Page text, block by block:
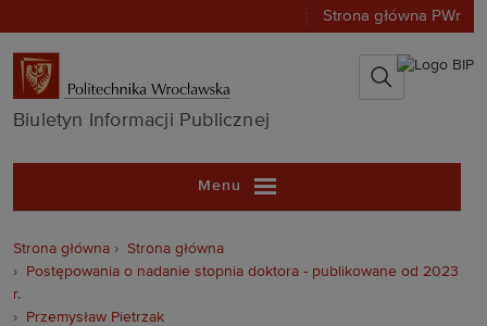
Strona główna PWr
Biuletyn
Biuletyn Informacji Publicznej
Menu
Strona główna
Strona główna
Postępowania o nadanie stopnia doktora - publikowane od 2023
r.
Przemysław Pietrzak